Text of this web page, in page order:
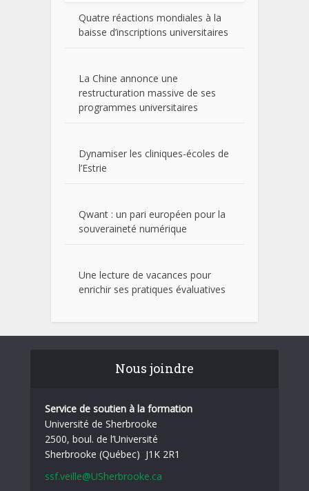
Quatre réactions mondiales à la
baisse d’inscriptions universitaires
La Chine annonce une
restructuration massive de ses
programmes universitaires
Dynamiser les cliniques-écoles de
l’Estrie
Qwant : un pari européen pour la
souveraineté numérique
Une lecture de vacances pour
enrichir ses pratiques évaluatives
Nous joindre
Service de soutien à la formation
Université de Sherbrooke
2500, boul. de l’Université
Sherbrooke (Québec) J1K 2R1
ssf.veille@USherbrooke.ca